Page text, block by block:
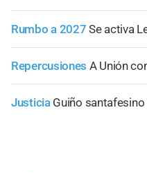
Rumbo a 2027 Se activa
Repercusiones A Unión
Justicia Guiño